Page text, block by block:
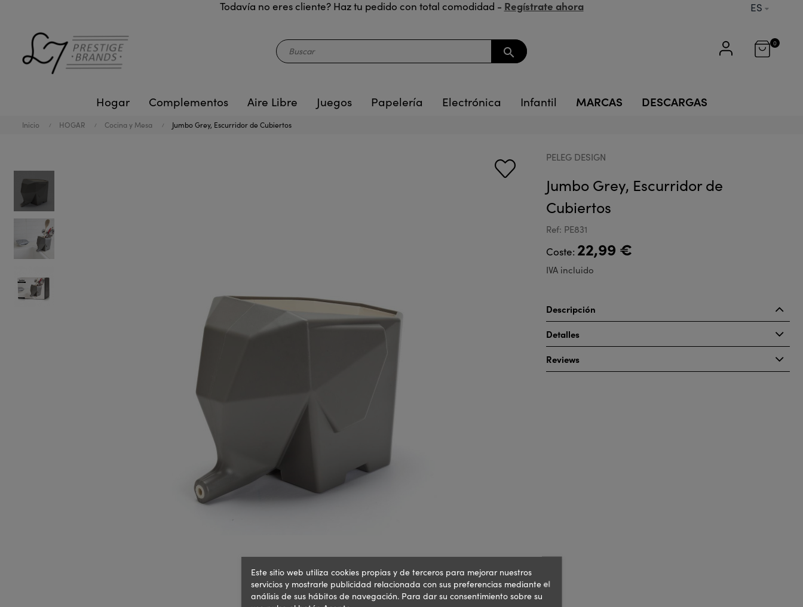
Todavía no eres cliente? Haz tu pedido con total comodidad - Regístrate ahora ES
search
0
Hogar Complementos Aire Libre Juegos Papelería Electrónica Infantil MARCAS DESCARGAS
Inicio HOGAR Cocina y Mesa Jumbo Grey, Escurridor de Cubiertos
PELEG DESIGN
Jumbo Grey, Escurridor de
Cubiertos
Ref: PE831
Coste: 22,99 €
IVA incluido
Descripción
Detalles
Reviews
Este sitio web utiliza cookies propias y de terceros para mejorar nuestros
servicios y mostrarle publicidad relacionada con sus preferencias mediante el
análisis de sus hábitos de navegación. Para dar su consentimiento sobre su